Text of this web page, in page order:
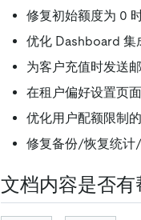
修复初始额度为 0
优化 Dashboard 集
为客户充值时发送
在租户偏好设置页
优化用户配额限制
修复备份/恢复统计/
文档内容是否有